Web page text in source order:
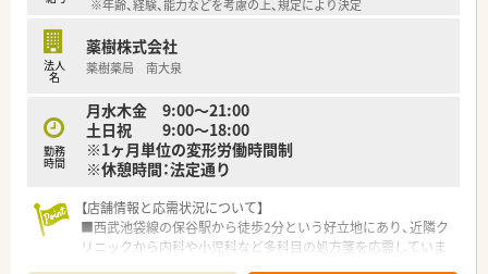
域社会全体の保健衛生活動にも貢献します。
【法人特徴について】
■1984年の創業以来、杉並区内に特化して4店舗を展開してお
■全店舗が杉並区内にあり30分圏内に位置しているため、転居
を伴う異動がなく地元で安定して働けます。
■経営層自身も薬剤師であり、現場の状況を深く理解した上でラ
ウンダーとして業務をサポートしています。
※年齢、経験、能力などを考慮の上、規定により決定
法人
名
薬樹株式会社
薬樹薬局 南大泉
勤務
時間
月水木金 9:00～21:00
土日祝 9:00～18:00
※1ヶ月単位の変形労働時間制
※休憩時間：法定通り
【店舗情報と応需状況について】
■西武池袋線の保谷駅から徒歩2分という好立地にあり、近隣ク
リニックから内科や小児科など多科目の処方箋を応需していま